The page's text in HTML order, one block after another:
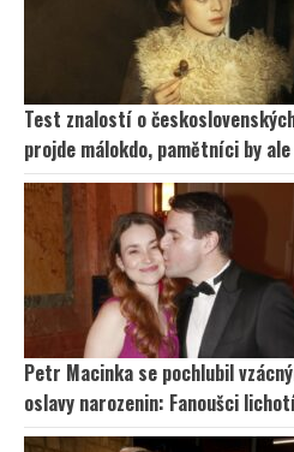
Test znalostí o
projde málokdo, pamětníci by
Petr Macinka se pochlubil
oslavy narozenin: Fanoušci